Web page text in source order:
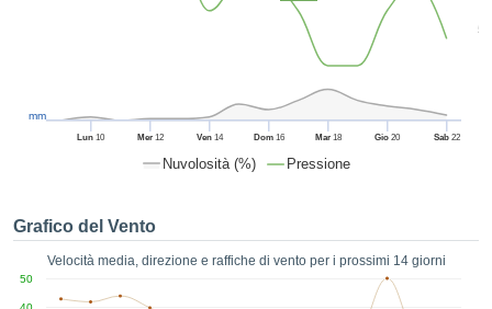
per
senza
clic sul
Nuvolosità (%) Pressione
50
Lun 10 Mer12 Ven14 Dom16 Mar18 Gio 20 Sab22
mm
Grafico del Vento
Velocità media, direzione e raffiche di vento per i prossimi 14 giorni
50